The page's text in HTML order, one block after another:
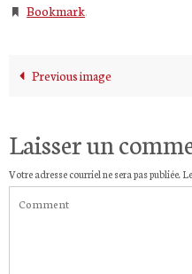
Bookmark.
Previous image
Laisser un
Votre adresse courriel ne sera pas publiée.